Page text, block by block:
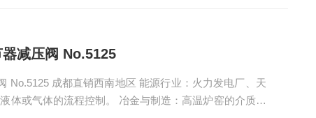
减压阀 No.5125
业：火力发电厂、天
体或气体的流程控制。 冶金与制造：高温炉窑的介质调